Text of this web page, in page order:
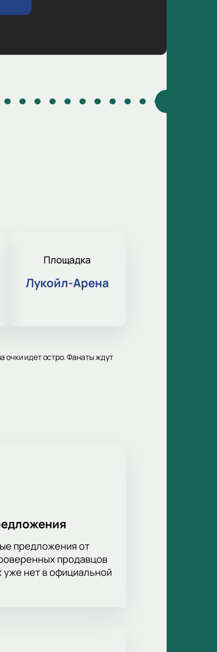
Площадка
Лукойл-Арена
очки идет остро. Фанаты ждут
стадионе оставляет
предложения от
продавцов
нет в официальной